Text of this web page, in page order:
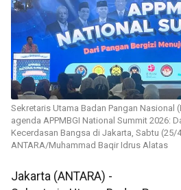
Sekretaris Utama Badan Pangan Nasional
agenda APPMBGI National Summit 2026:
Kecerdasan Bangsa di Jakarta, Sabtu (25/
ANTARA/Muhammad Baqir Idrus Alatas
Jakarta (ANTARA) -